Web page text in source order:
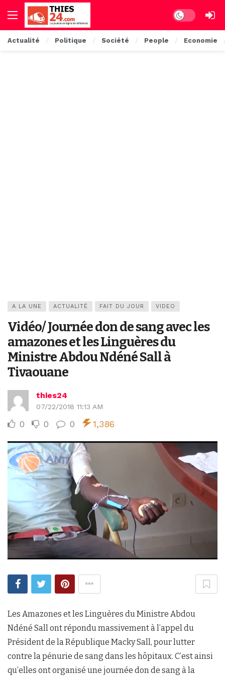
Dark mode
Actualité Politique Société People Economie
A LA UNE ACTUALITÉ FAIT DU JOUR VIDEO
Vidéo/ Journée don de sang avec les
amazones et les Linguères du
Ministre Abdou Ndéné Sall à
Tivaouane
thies24
07/22/2018 11:13 AM
0 0 0 1,386
Les Amazones et les Linguères du Ministre Abdou
Ndéné Sall ont répondu massivement à l’appel du
Président de la République Macky Sall, pour lutter
contre la pénurie de sang dans les hôpitaux. C’est ainsi
qu’elles ont organisé une journée don de sang à la